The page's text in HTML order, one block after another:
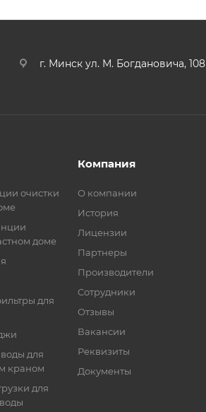
г. Минск ул. М. Богдановича, 108
очистки
доме
для
для
краном
для
Компания
О компании
История
Лицензии
Партнеры
Производители
Сотрудники
Отзывы
Вакансии
Реквизиты
Документы